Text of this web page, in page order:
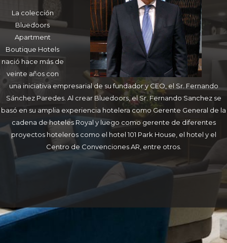
La colección
Bluedoors
Apartment
Boutique Hotels
nació hace más de
veinte años con
una iniciativa empresarial de su fundador y CEO, el Sr. Fernando
Sánchez Paredes. Al crear Bluedoors, el Sr. Fernando Sanchez se
basó en su amplia experiencia hotelera como Gerente General de la
cadena de hoteles Royal y luego como gerente de diferentes
proyectos hoteleros como el hotel 101 Park House, el hotel y el
Centro de Convenciones AR, entre otros.